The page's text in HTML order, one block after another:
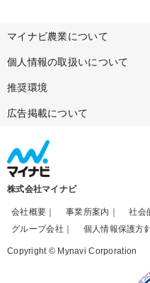
マイナビ農業について
個人情報の取扱いについて
推奨環境
広告掲載について
株式会社マイナビ
会社概要 事業所案内 社会
グループ会社
個人情報保護方
Copyright © Mynavi Corporation